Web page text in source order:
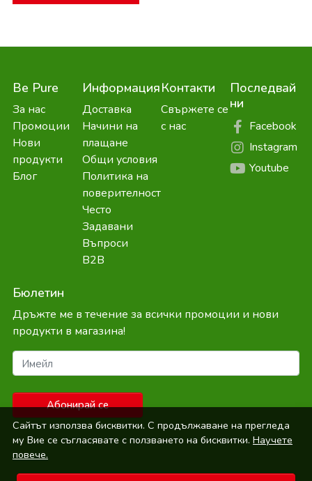
Сайтът използва бисквитки. С продължаване на прегледа
му Вие се съгласявате с ползването на бисквитки. Научете
повече.
Be Pure
За нас
Промоции
Нови
продукти
Блог
Информация
Доставка
Начини на
плащане
Общи условия
Политика на
поверителност
Често
Задавани
Въпроси
B2B
Контакти
Свържете се
с нас
Последвай
ни
Facebook
Instagram
Youtube
Бюлетин
Дръжте ме в течение за всички промоции и нови
продукти в магазина!
Имейл
Абонирай се